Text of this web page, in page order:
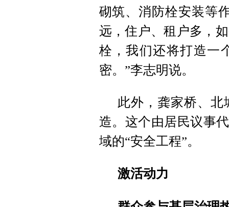
砌筑、消防栓安装等
远，住户、租户多，
栓，我们还将打造一
密。”李志明说。
此外，龚家桥、
造。这个由居民议事
域的“安全工程”。
激活动力